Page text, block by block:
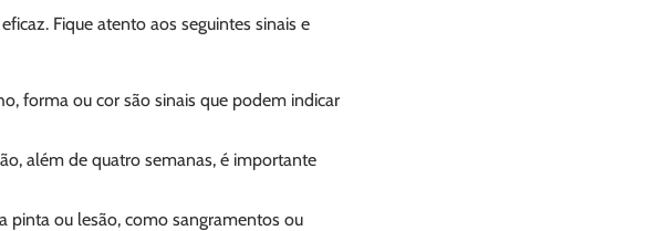
Fique atento aos seguintes sinais e
forma ou cor são sinais que podem indicar
além de quatro semanas, é importante
pinta ou lesão, como sangramentos ou